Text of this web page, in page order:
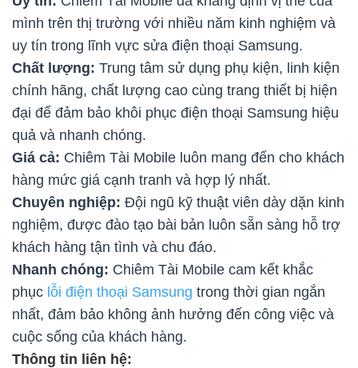
mình trên thị trường với nhiều năm kinh nghiệm và
uy tín trong lĩnh vực sửa điện thoại Samsung.
Chất lượng: Trung tâm sử dụng phụ kiện, linh kiện
chính hãng, chất lượng cao cùng trang thiết bị hiện
đại để đảm bảo khôi phục điện thoại Samsung hiệu
quả và nhanh chóng.
Giá cả: Chiêm Tài Mobile luôn mang đến cho khách
hàng mức giá cạnh tranh và hợp lý nhất.
Chuyên nghiệp: Đội ngũ kỹ thuật viên dày dặn kinh
nghiệm, được đào tạo bài bản luôn sẵn sàng hỗ trợ
khách hàng tận tình và chu đáo.
Nhanh chóng: Chiêm Tài Mobile cam kết khắc
phục lỗi điện thoại Samsung trong thời gian ngắn
nhất, đảm bảo không ảnh hưởng đến công việc và
cuộc sống của khách hàng.
Thông tin liên hệ: